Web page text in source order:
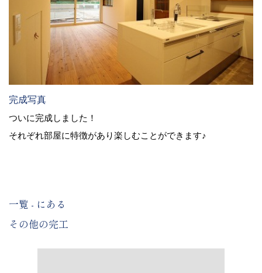
完成写真
ついに完成しました！
それぞれ部屋に特徴があり楽しむことができます♪
一覧 - にある
その他の完工